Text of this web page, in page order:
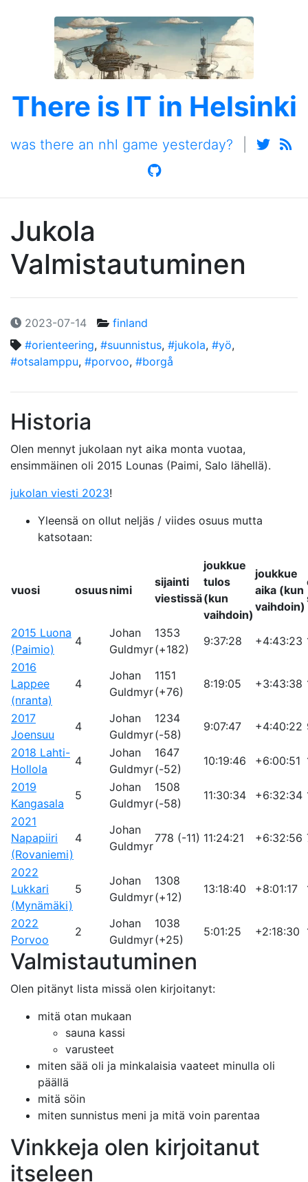
There is IT in Helsinki
was there an nhl game yesterday?
Jukola
Valmistautuminen
2023-07-14
finland
#orienteering, #suunnistus, #jukola, #yö,
#otsalamppu, #porvoo, #borgå
Historia
Olen mennyt jukolaan nyt aika monta vuotaa,
ensimmäinen oli 2015 Lounas (Paimi, Salo lähellä).
jukolan viesti 2023!
Yleensä on ollut neljäs / viides osuus mutta
katsotaan:
vuosi osuusnimi
sijainti
viestissä
joukkue
tulos
(kun
vaihdoin)
joukkue
aika (kun
vaihdoin)
2015 Luona
(Paimio)
4
Johan
Guldmyr
1353
(+182)
9:37:28 +4:43:23
2016
Lappee
(nranta)
4
Johan
Guldmyr
1151
(+76)
8:19:05 +3:43:38
2017
Joensuu
4
Johan
Guldmyr
1234
(-58)
9:07:47 +4:40:22
2018 Lahti-
Hollola
4
Johan
Guldmyr
1647
(-52)
10:19:46 +6:00:51
2019
Kangasala
5
Johan
Guldmyr
1508
(-58)
11:30:34 +6:32:34
2021
Napapiiri
(Rovaniemi)
4
Johan
Guldmyr
778 (-11) 11:24:21 +6:32:56
2022
Lukkari
(Mynämäki)
5
Johan
Guldmyr
1308
(+12)
13:18:40 +8:01:17
2022
Porvoo
2
Johan
Guldmyr
1038
(+25)
5:01:25 +2:18:30
Valmistautuminen
Olen pitänyt lista missä olen kirjoitanyt:
mitä otan mukaan
sauna kassi
varusteet
miten sää oli ja minkalaisia vaateet minulla oli
päällä
mitä söin
miten sunnistus meni ja mitä voin parentaa
Vinkkeja olen kirjoitanut
itseleen